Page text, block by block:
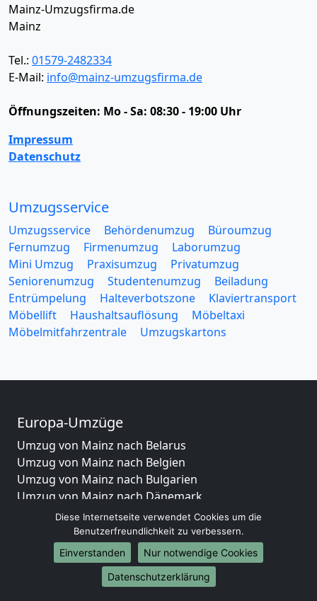
Mainz-Umzugsfirma.de
Mainz
Tel.: 01579-2482334
E-Mail: info@mainz-umzugsfirma.de
Öffnungszeiten: Mo - Sa: 08:30 - 19:00 Uhr
Impressum
Datenschutz
Umzugsservice
Umzugsservice Behördenumzug
Büroumzug
Fernumzug
Firmenumzug
Laborumzug
Mini Umzug
Praxisumzug
Privatumzug
Seniorenumzug
Studentenumzug
Beiladung
Entrümpelung
Halteverbotszone
Klaviertransport
Möbellift
Haushaltsauflösung
Möbeltaxi
Möbelmitfahrzentrale
Umzugskartons
Europa-Umzüge
Umzug von Mainz nach Belarus
Umzug von Mainz nach Belgien
Umzug von Mainz nach Bulgarien
Umzug von Mainz nach Dänemark
Umzug von Mainz nach England
Umzug von Mainz nach Portugal
Umzug von Mainz nach Bosnien und Herzegowina
Umzug von Mainz nach Irland
Umzug von Mainz nach Lettland
Diese Internetseite verwendet Cookies um die
Benutzerfreundlichkeit zu verbessern.
Einverstanden
Nur notwendige Cookies
Datenschutzerklärung